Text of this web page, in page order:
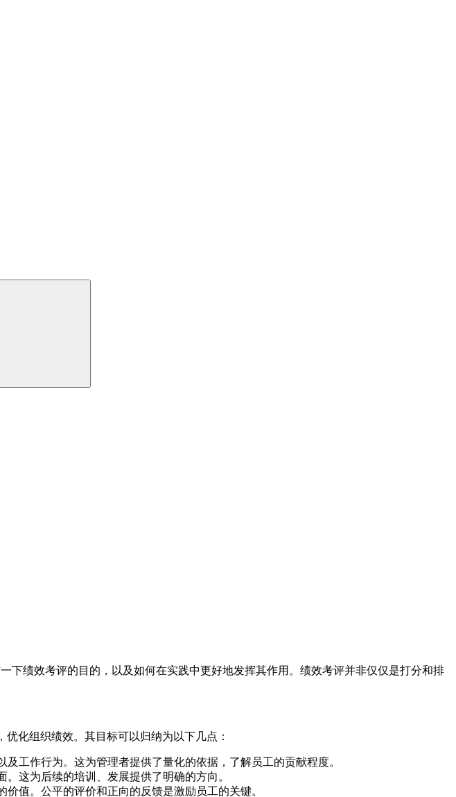
绩效考评的目的，以及如何在实践中更好地发挥其作用。绩效考评并非仅仅是打分和排
化组织绩效。其目标可以归纳为以下几点：
工作行为。这为管理者提供了量化的依据，了解员工的贡献程度。
这为后续的培训、发展提供了明确的方向。
值。公平的评价和正向的反馈是激励员工的关键。